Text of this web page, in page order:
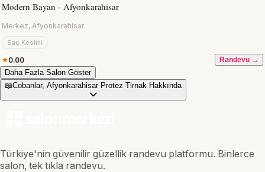
Modern Bayan - Afyonkarahisar
Merkez, Afyonkarahisar
Saç Kesimi
0.00 Randevu →
Daha Fazla Salon Göster
📖Cobanlar, Afyonkarahisar Protez Tirnak Hakkında
Türkiye'nin güvenilir güzellik randevu platformu. Binlerce
salon, tek tıkla randevu.